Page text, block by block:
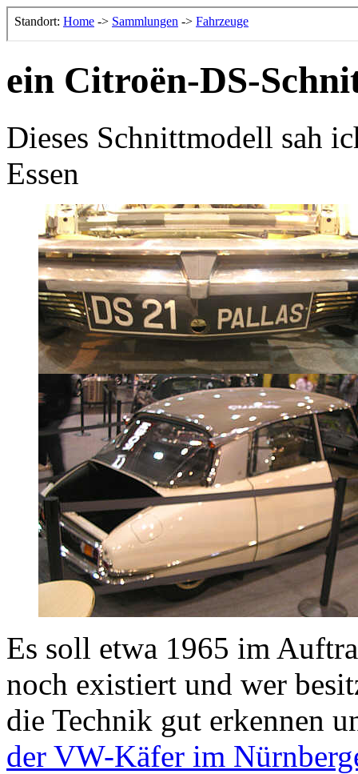
ein Citroën-DS-
Dieses Schnittmodell sah
Essen
Es soll etwa 1965 im
noch existiert und wer
die Technik gut erkennen
der VW-Käfer im